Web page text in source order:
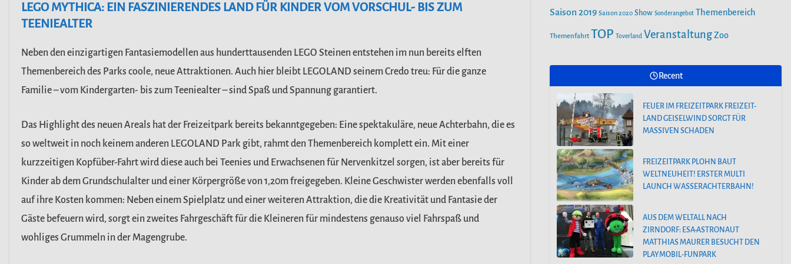
LEGO MYTHICA: EIN FASZINIERENDES LAND FÜR KINDER VOM VORSCHUL- BIS ZUM
TEENIEALTER
Neben den einzigartigen Fantasiemodellen aus hunderttausenden LEGO Steinen entstehen im nun bereits elften
Themenbereich des Parks coole, neue Attraktionen. Auch hier bleibt LEGOLAND seinem Credo treu: Für die ganze
Familie – vom Kindergarten- bis zum Teeniealter – sind Spaß und Spannung garantiert.
Das Highlight des neuen Areals hat der Freizeitpark bereits bekanntgegeben: Eine spektakuläre, neue Achterbahn, die es
so weltweit in noch keinem anderen LEGOLAND Park gibt, rahmt den Themenbereich komplett ein. Mit einer
kurzzeitigen Kopfüber-Fahrt wird diese auch bei Teenies und Erwachsenen für Nervenkitzel sorgen, ist aber bereits für
Kinder ab dem Grundschulalter und einer Körpergröße von 1,20m freigegeben. Kleine Geschwister werden ebenfalls voll
auf ihre Kosten kommen: Neben einem Spielplatz und einer weiteren Attraktion, die die Kreativität und Fantasie der
Gäste befeuern wird, sorgt ein zweites Fahrgeschäft für die Kleineren für mindestens genauso viel Fahrspaß und
wohliges Grummeln in der Magengrube.
LAND GEISELWIND SORGT FÜR
FREIZEITPARK PLOHN BAUT
LAUNCH WASSERACHTERBAHN!
ZIRNDORF: ESA-ASTRONAUT
MATTHIAS MAURER BESUCHT DEN
PLAYMOBIL-FUNPARK
Saison 2019 Saison 2020 Show Sonderangebot Themenbereich
Themenfahrt TOP Toverland Veranstaltung Zoo
Recent
FEUER IM FREIZEITPARK FREIZEIT-
LAND GEISELWIND SORGT FÜR
MASSIVEN SCHADEN
FREIZEITPARK PLOHN BAUT
WELTNEUHEIT! ERSTER MULTI
LAUNCH WASSERACHTERBAHN!
AUS DEM WELTALL NACH
ZIRNDORF: ESA-ASTRONAUT
MATTHIAS MAURER BESUCHT DEN
PLAYMOBIL-FUNPARK